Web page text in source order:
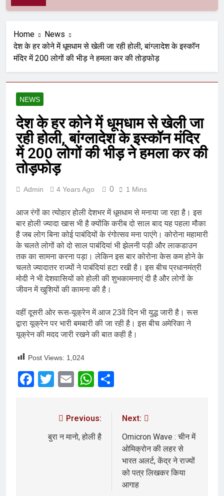
Home
News
देश के हर कोने में धूमधाम से खेली जा रही होली, बांग्लादेश के इस्कॉन
मंदिर में 200 लोगों की भीड़ ने हमला कर की तोड़फोड़
NEWS
देश के हर कोने में धूमधाम से खेली जा
रही होली, बांग्लादेश के इस्कॉन मंदिर
में 200 लोगों की भीड़ ने हमला कर की
तोड़फोड़
Admin 4 Years Ago 0 1 Mins
आज रंगों का त्योहार होली देशभर में धूमधाम से मनाया जा रहा है। इस
बार होली ज्यादा खास भी है क्योंकि करीब दो साल बाद यह पहला मौका
है जब लोग बिना कोई पाबंदियों के रंगोत्सव मना पाएंगे। कोरोना महामारी
के चलते लोगों को दो साल पाबंदियां भी झेलनी पड़ी और लाकडाउन
तक का सामना करना पड़ा। लेकिन इस बार कोरोना केस कम होने के
चलते ज्यादातर राज्यों ने पाबंदियां हटा रखी है। इस बीच प्रधानमंत्री
मोदी ने भी देशवासियों को होली की शुभकामनाएं दी है और लोगों के
जीवन में खुशियों की कामना की है।
वहीं दूसरी ओर रूस-यूक्रेन में आज 23वें दिन भी युद्ध जारी है। रूस
द्वारा यूक्रेन पर भारी बमबारी की जा रही है। इस बीच अमेरिका ने
यूक्रेन की मदद जारी रखने की बात कही है।
Post Views: 1,024
Facebook
Twitter
EmailWhatsApp
Previous:
बुरा न मानो, होली है
Next:
Omicron Wave : चीन में
ओमिक्रोन की लहर से
भारत अलर्ट, केंद्र ने राज्यों
को पत्र लिखकर किया
आगाह